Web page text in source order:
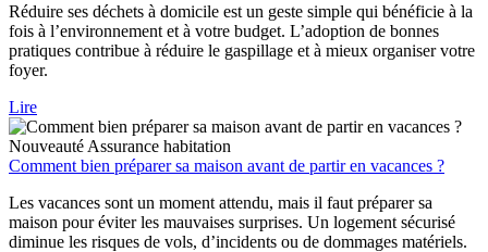
Réduire ses déchets à domicile est un geste simple qui bénéficie à la
fois à l’environnement et à votre budget. L’adoption de bonnes
pratiques contribue à réduire le gaspillage et à mieux organiser votre
foyer.
Lire
Nouveauté Assurance habitation
Comment bien préparer sa maison avant de partir en vacances ?
Les vacances sont un moment attendu, mais il faut préparer sa
maison pour éviter les mauvaises surprises. Un logement sécurisé
diminue les risques de vols, d’incidents ou de dommages matériels.